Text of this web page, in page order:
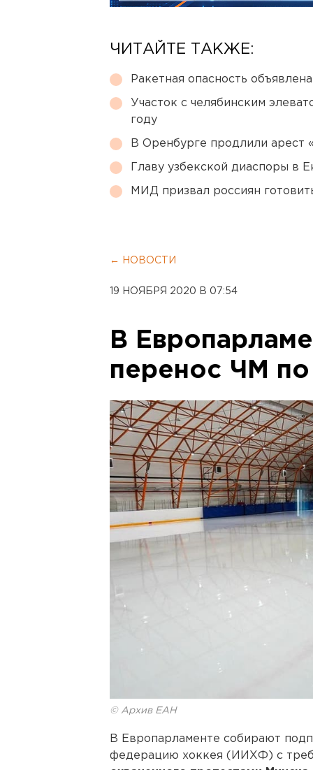
ЧИТАЙТЕ ТАКЖЕ:
Ракетная опасность
Участок с челябинским
году
В Оренбурге продлили арест
Главу узбекской диаспоры в
МИД призвал россиян
← НОВОСТИ
19 НОЯБРЯ 2020 В 07:54
В
перенос ЧМ
© Архив ЕАН
В Европарламенте собирают
федерацию хоккея (ИИХФ) с